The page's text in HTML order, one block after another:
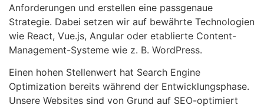
Anforderungen und erstellen eine passgenaue
Strategie. Dabei setzen wir auf bewährte Technologien
wie React, Vue.js, Angular oder etablierte Content-
Management-Systeme wie z. B. WordPress.
Einen hohen Stellenwert hat Search Engine
Optimization bereits während der Entwicklungsphase.
Unsere Websites sind von Grund auf SEO-optimiert